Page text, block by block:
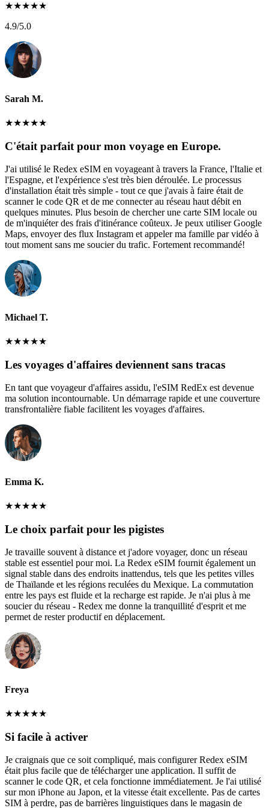
★★★★★
4.9/5.0
Sarah M.
★★★★★
C'était parfait pour mon voyage en Europe.
J'ai utilisé le Redex eSIM en voyageant à travers la France, l'Italie et
l'Espagne, et l'expérience s'est très bien déroulée. Le processus
d'installation était très simple - tout ce que j'avais à faire était de
scanner le code QR et de me connecter au réseau haut débit en
quelques minutes. Plus besoin de chercher une carte SIM locale ou
de m'inquiéter des frais d'itinérance coûteux. Je peux utiliser Google
Maps, envoyer des flux Instagram et appeler ma famille par vidéo à
tout moment sans me soucier du trafic. Fortement recommandé!
Michael T.
★★★★★
Les voyages d'affaires deviennent sans tracas
En tant que voyageur d'affaires assidu, l'eSIM RedEx est devenue
ma solution incontournable. Un démarrage rapide et une couverture
transfrontalière fiable facilitent les voyages d'affaires.
Emma K.
★★★★★
Le choix parfait pour les pigistes
Je travaille souvent à distance et j'adore voyager, donc un réseau
stable est essentiel pour moi. La Redex eSIM fournit également un
signal stable dans des endroits inattendus, tels que les petites villes
de Thaïlande et les régions reculées du Mexique. La commutation
entre les pays est fluide et la recharge est rapide. Je n'ai plus à me
soucier du réseau - Redex me donne la tranquillité d'esprit et me
permet de rester productif en déplacement.
Freya
★★★★★
Si facile à activer
Je craignais que ce soit compliqué, mais configurer Redex eSIM
était plus facile que de télécharger une application. Il suffit de
scanner le code QR, et cela fonctionne immédiatement. Je l'ai utilisé
sur mon iPhone au Japon, et la vitesse était excellente. Pas de cartes
SIM à perdre, pas de barrières linguistiques dans le magasin de